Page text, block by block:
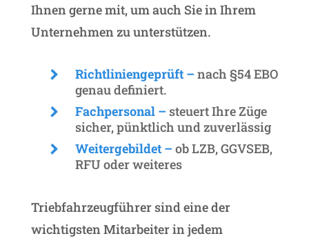
Ihnen gerne mit, um auch Sie in Ihrem
Unternehmen zu unterstützen.
Richtliniengeprüft – nach §54 EBO
genau definiert.
Fachpersonal – steuert Ihre Züge
sicher, pünktlich und zuverlässig
Weitergebildet – ob LZB, GGVSEB,
RFU oder weiteres
Triebfahrzeugführer sind eine der
wichtigsten Mitarbeiter in jedem